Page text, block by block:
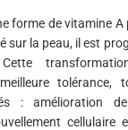
forme de vitamine A
sur la peau, il est
tolérance,
: amélioration
cellulaire